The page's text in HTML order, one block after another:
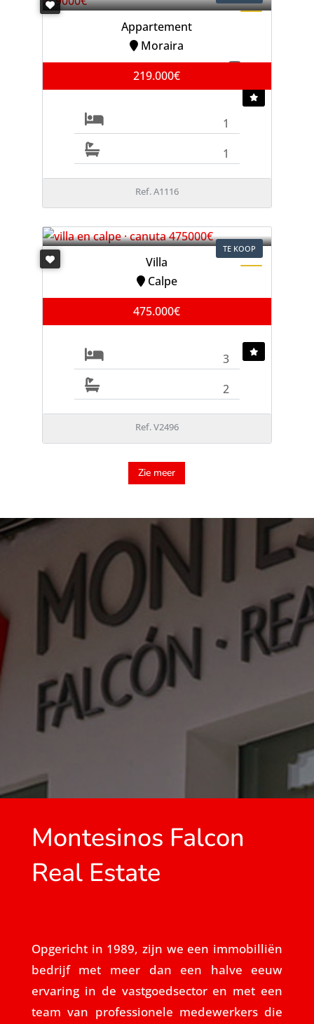
Appartement
Moraira
219.000€
1
1
Ref. A1116
TE KOOP
Villa
Calpe
475.000€
3
2
Ref. V2496
Zie meer
Montesinos Falcon
Real Estate
Opgericht in 1989, zijn we een immobilliën
bedrijf met meer dan een halve eeuw
ervaring in de vastgoedsector en met een
team van professionele medewerkers die